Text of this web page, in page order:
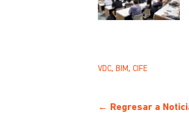
VDC, BIM, CIFE
← Regresar a